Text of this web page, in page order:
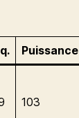
Puissance
103